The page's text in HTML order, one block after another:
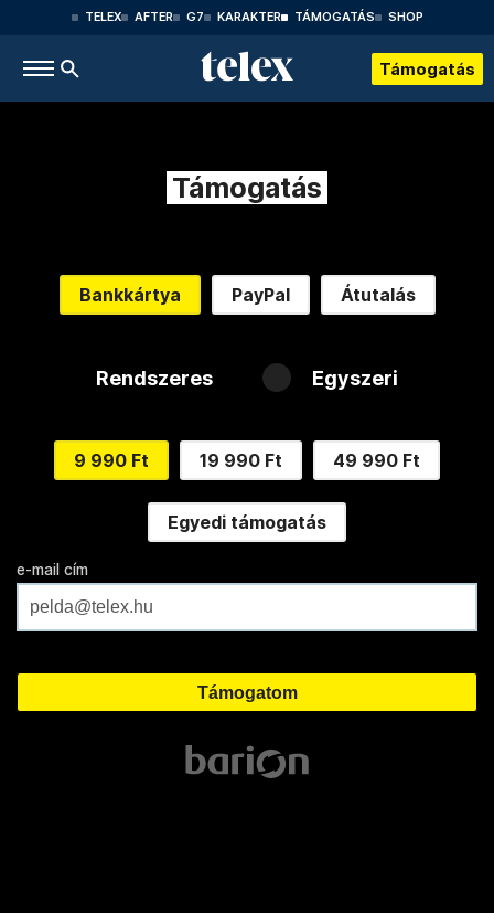
TELEX AFTER G7 KARAKTER TÁMOGATÁS SHOP
Támogatás
Támogatás
Bankkártya PayPal Átutalás
Rendszeres Egyszeri
9 990 Ft 19 990 Ft 49 990 Ft
Egyedi támogatás
e-mail cím